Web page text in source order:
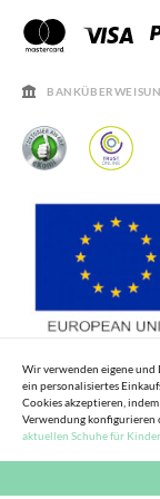
RECHTSHINWEISE
SALE
KONTAKT
ÖFFNUNGSZEITEN
HÄUFIGKEIT DER
Wir verwenden eigene und
ein personalisiertes
Cookies akzeptieren,
Verwendung konfigurieren
aktuellen Schuhe für Kinder.